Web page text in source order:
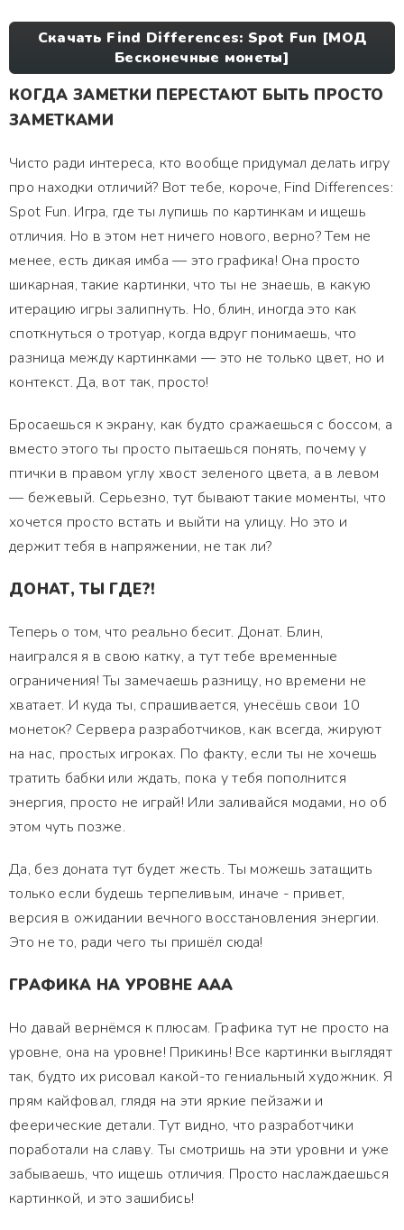
Скачать Find Differences: Spot Fun [МОД
Бесконечные монеты]
КОГДА ЗАМЕТКИ ПЕРЕСТАЮТ БЫТЬ ПРОСТО
ЗАМЕТКАМИ
Чисто ради интереса, кто вообще придумал делать игру
про находки отличий? Вот тебе, короче, Find Differences:
Spot Fun. Игра, где ты лупишь по картинкам и ищешь
отличия. Но в этом нет ничего нового, верно? Тем не
менее, есть дикая имба — это графика! Она просто
шикарная, такие картинки, что ты не знаешь, в какую
итерацию игры залипнуть. Но, блин, иногда это как
споткнуться о тротуар, когда вдруг понимаешь, что
разница между картинками — это не только цвет, но и
контекст. Да, вот так, просто!
Бросаешься к экрану, как будто сражаешься с боссом, а
вместо этого ты просто пытаешься понять, почему у
птички в правом углу хвост зеленого цвета, а в левом
— бежевый. Серьезно, тут бывают такие моменты, что
хочется просто встать и выйти на улицу. Но это и
держит тебя в напряжении, не так ли?
ДОНАТ, ТЫ ГДЕ?!
Теперь о том, что реально бесит. Донат. Блин,
наигрался я в свою катку, а тут тебе временные
ограничения! Ты замечаешь разницу, но времени не
хватает. И куда ты, спрашивается, унесёшь свои 10
монеток? Сервера разработчиков, как всегда, жируют
на нас, простых игроках. По факту, если ты не хочешь
тратить бабки или ждать, пока у тебя пополнится
энергия, просто не играй! Или заливайся модами, но об
этом чуть позже.
Да, без доната тут будет жесть. Ты можешь затащить
только если будешь терпеливым, иначе - привет,
версия в ожидании вечного восстановления энергии.
Это не то, ради чего ты пришёл сюда!
ГРАФИКА НА УРОВНЕ AAA
Но давай вернёмся к плюсам. Графика тут не просто на
уровне, она на уровне! Прикинь! Все картинки выглядят
так, будто их рисовал какой-то гениальный художник. Я
прям кайфовал, глядя на эти яркие пейзажи и
феерические детали. Тут видно, что разработчики
поработали на славу. Ты смотришь на эти уровни и уже
забываешь, что ищешь отличия. Просто наслаждаешься
картинкой, и это зашибись!